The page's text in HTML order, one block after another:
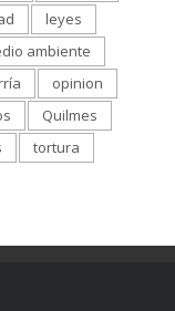
leyes
ambiente
opinion
Quilmes
tortura